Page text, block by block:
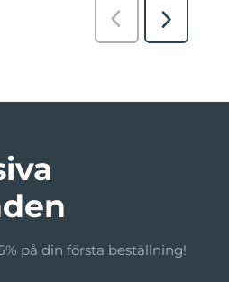
på din första beställning!